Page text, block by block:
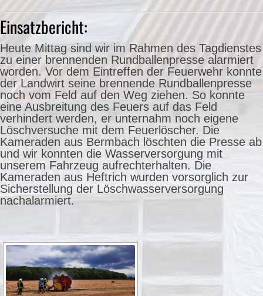
Einsatzbericht:
Heute Mittag sind wir im Rahmen des Tagdienstes
zu einer brennenden Rundballenpresse alarmiert
worden. Vor dem Eintreffen der Feuerwehr konnte
der Landwirt seine brennende Rundballenpresse
noch vom Feld auf den Weg ziehen. So konnte
eine Ausbreitung des Feuers auf das Feld
verhindert werden, er unternahm noch eigene
Löschversuche mit dem Feuerlöscher. Die
Kameraden aus Bermbach löschten die Presse ab
und wir konnten die Wasserversorgung mit
unserem Fahrzeug aufrechterhalten. Die
Kameraden aus Heftrich wurden vorsorglich zur
Sicherstellung der Löschwasserversorgung
nachalarmiert.